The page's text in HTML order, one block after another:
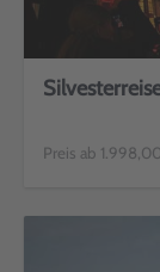
Preis ab